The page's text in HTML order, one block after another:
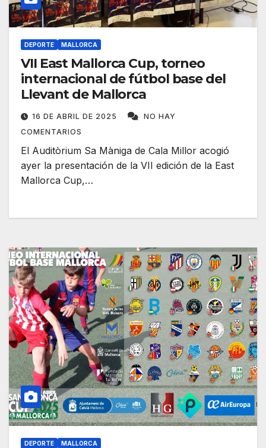
DEPORTE MALLORCA
VII East Mallorca Cup, torneo
internacional de fútbol base del
Llevant de Mallorca
16 DE ABRIL DE 2025
NO HAY
COMENTARIOS
El Auditòrium Sa Màniga de Cala Millor acogió
ayer la presentación de la VII edición de la East
Mallorca Cup,…
DEPORTE MALLORCA